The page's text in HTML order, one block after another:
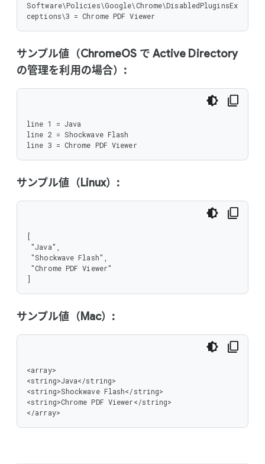
Software\Policies\Google\Chrome\DisabledPluginsEx
ceptions\3 = Chrome PDF Viewer
サンプル値（ChromeOS で Active Directory
の管理を利用の場合）:
line 1 = Java
line 2 = Shockwave Flash
line 3 = Chrome PDF Viewer
サンプル値（Linux）:
[
]
サンプル値（Mac）:
<array>
<string>Java</string>
<string>Shockwave Flash</string>
<string>Chrome PDF Viewer</string>
</array>